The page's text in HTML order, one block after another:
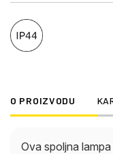
O PROIZVODU
Ova spoljna